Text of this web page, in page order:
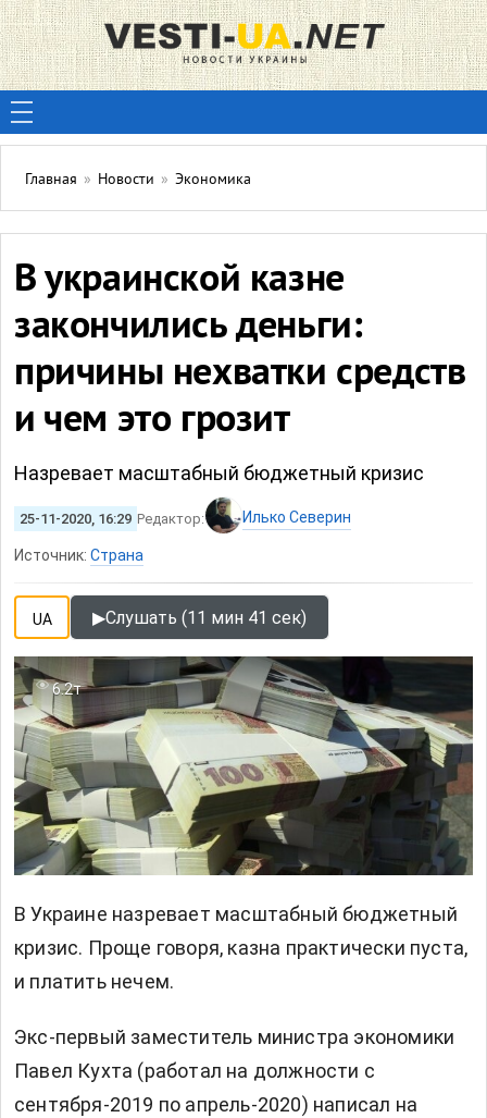
Главная » Новости » Экономика
В украинской казне
закончились деньги:
причины нехватки средств
и чем это грозит
Назревает масштабный бюджетный кризис
25-11-2020, 16:29 Редактор: Илько Северин
Источник: Страна
UA ▶Слушать (11 мин 41 сек)
6.2т
В Украине назревает масштабный бюджетный
кризис. Проще говоря, казна практически пуста,
и платить нечем.
Экс-первый заместитель министра экономики
Павел Кухта (работал на должности с
сентября-2019 по апрель-2020) написал на